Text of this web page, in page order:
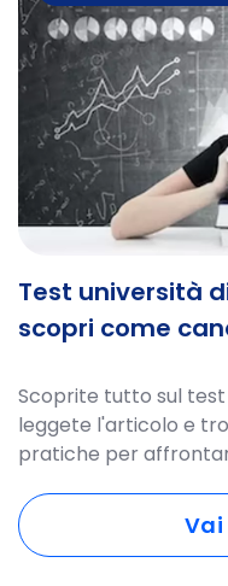
Test università
scopri come
Scoprite tutto sul
leggete l'articolo e
pratiche per